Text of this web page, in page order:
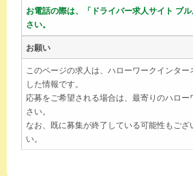
お電話の際は、「ドライバー求人サイト ブ
さい。
お願い
このページの求人は、ハローワークインタ
した情報です。
応募をご希望される場合は、最寄りのハロ
さい。
なお、既に募集が終了している可能性もござ
い。